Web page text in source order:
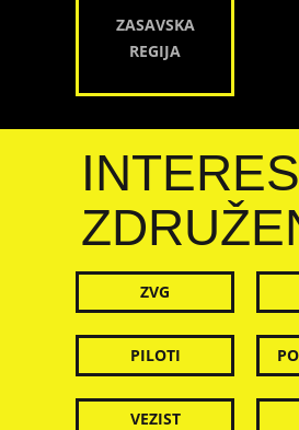
ZASAVSKA
REGIJA
ZVG
PILOTI
VEZIST